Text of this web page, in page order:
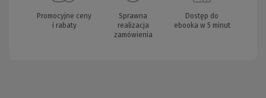
Promocyjne ceny
i rabaty
Sprawna
realizacja
zamówienia
Dostęp do
ebooka w 5 minut